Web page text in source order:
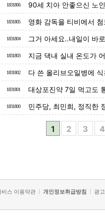
1831806 90세 치아 안좋으신 노
1831805 영화 감독을 티비에서 첨
1831804 그거 아세요..내일이 바로
1831803 지금 댁내 실내 온도가
1831802 다 쓴 올리브오일병에
1831801 대상포진약 7일 먹고도
1831800 민주당, 최민희, 정직한
1 2 3 4
비스 이용약관 개인정보취급방침 광